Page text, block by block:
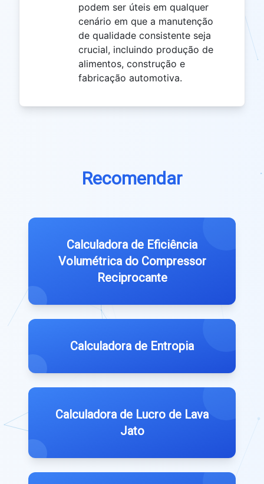
podem ser úteis em qualquer
cenário em que a manutenção
de qualidade consistente seja
crucial, incluindo produção de
alimentos, construção e
fabricação automotiva.
Recomendar
Calculadora de Eficiência
Volumétrica do Compressor
Reciprocante
Calculadora de Entropia
Calculadora de Lucro de Lava
Jato